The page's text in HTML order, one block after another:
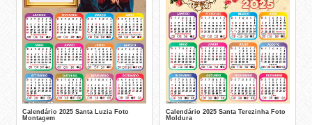
Calendário 2025 Santa Luzia Foto
Montagem
Calendário 2025 Santa Terezinha Foto
Moldura